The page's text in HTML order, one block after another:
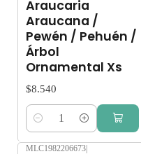
Araucaria
Araucana /
Pewén / Pehuén /
Árbol
Ornamental Xs
$8.540
Cantidad
MLC1982206673|